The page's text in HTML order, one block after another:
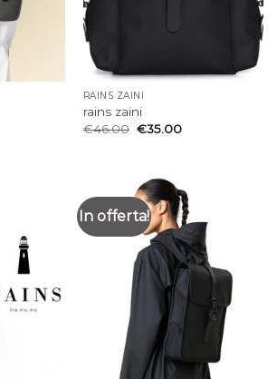
RAINS ZAINI
rains zaini
€46.00 €35.00
In offerta!